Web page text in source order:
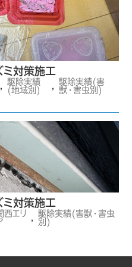
対策施工
駆除実績
(地域別)
駆除実績(害
獣・害虫別)
対策施工
西エリ
,
駆除実績(害獣・害虫
別)